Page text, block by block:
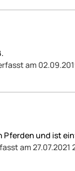
am
Pferden und ist
am 27.07.2021